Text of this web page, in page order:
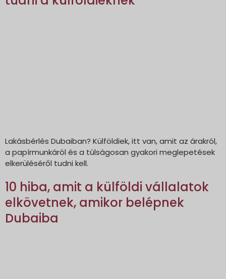
Lakásbérlés Dubaiban? Külföldiek, itt van, amit az árakról,
a papírmunkáról és a túlságosan gyakori meglepetések
elkerüléséről tudni kell.
10 hiba, amit a külföldi vállalatok
elkövetnek, amikor belépnek
Dubaiba